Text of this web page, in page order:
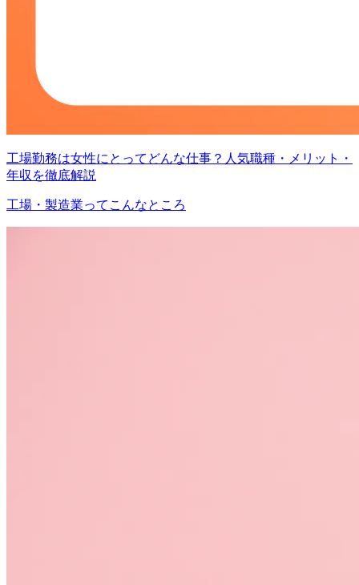
工場勤務は女性にとってどんな仕事？人気職種・メリット・
年収を徹底解説
工場・製造業ってこんなところ